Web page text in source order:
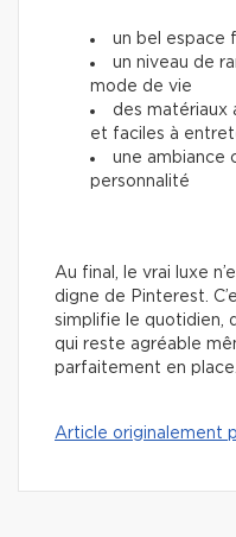
un bel espace
un niveau de
mode de vie
des matériaux
et faciles à
une ambiance
personnalité
Au final, le vrai luxe
digne de Pinterest.
simplifie le quotidien,
qui reste agréable
parfaitement en place.
Article originalement